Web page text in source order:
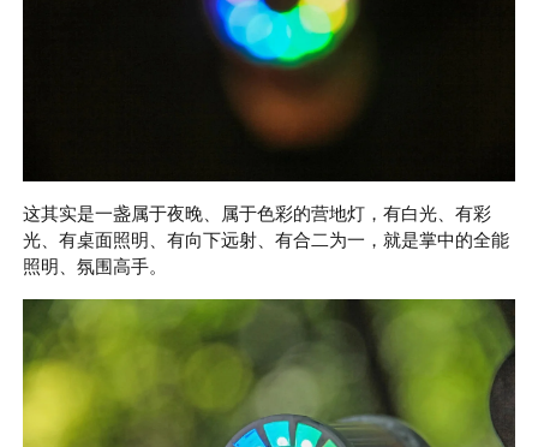
这其实是一盏属于夜晚、属于色彩的营地灯，有白光、有彩
光、有桌面照明、有向下远射、有合二为一，就是掌中的全能
照明、氛围高手。